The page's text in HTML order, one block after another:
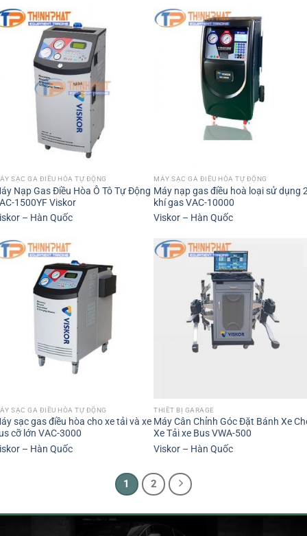
SẠC GA ĐIỀU HÒA TỰ ĐỘNG
Nạp Gas Điều Hòa Ô Tô Tự Động
1500YF Viskor
– Hàn Quốc
MÁY SẠC GA ĐIỀU HÒA TỰ ĐỘNG
Máy nạp gas điều hoà loại sử dụng
khí gas VAC-10000
Viskor – Hàn Quốc
SẠC GA ĐIỀU HÒA TỰ ĐỘNG
sạc gas điều hòa cho xe tải và xe
cỡ lớn VAC-3000
– Hàn Quốc
THIẾT BỊ GARAGE
Máy Cân Chỉnh Góc Đặt Bánh Xe
Xe Tải xe Bus VWA-500
Viskor – Hàn Quốc
1 2